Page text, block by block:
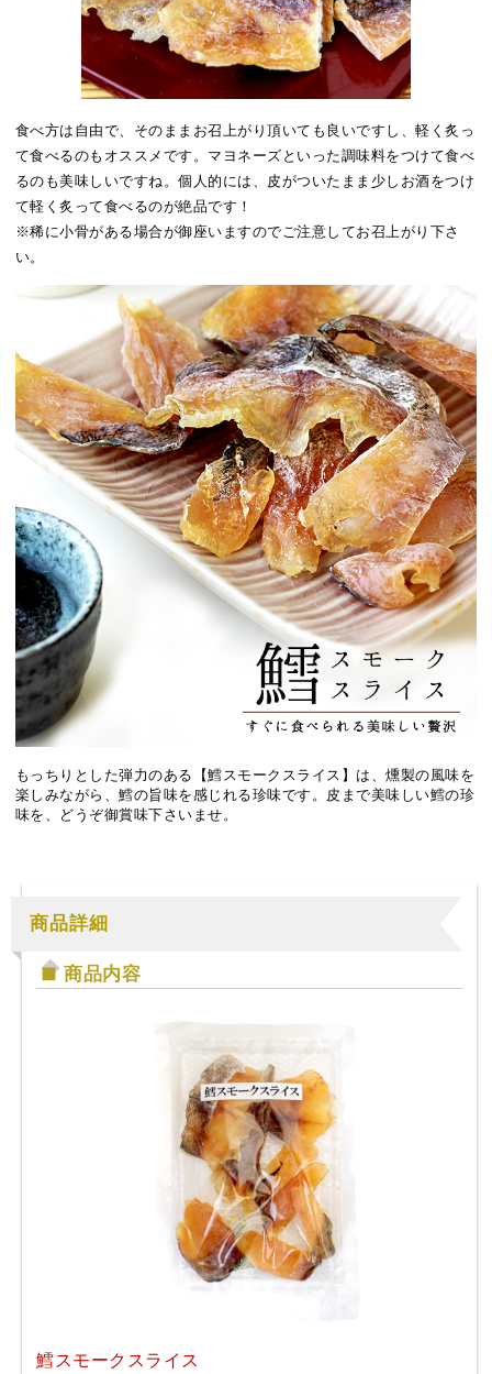
食べ方は自由で、そのままお召上がり頂いても良いですし、軽く炙っ
て食べるのもオススメです。マヨネーズといった調味料をつけて食べ
るのも美味しいですね。個人的には、皮がついたまま少しお酒をつけ
て軽く炙って食べるのが絶品です！
※稀に小骨がある場合が御座いますのでご注意してお召上がり下さ
い。
もっちりとした弾力のある【鱈スモークスライス】は、燻製の風味を
楽しみながら、鱈の旨味を感じれる珍味です。皮まで美味しい鱈の珍
味を、どうぞ御賞味下さいませ。
商品詳細
商品内容
鱈スモークスライス